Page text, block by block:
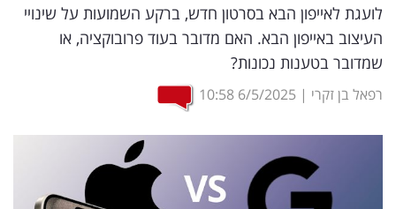
שיווק
ופרסום
משפט
מדדים
ומחקרים
לועגת לאייפון הבא בסרטון חדש, ברקע השמועות על שינויי
העיצוב באייפון הבא. האם מדובר בעוד פרובוקציה, או
שמדובר בטענות נכונות?
רפאל בן זקרי |
6/5/2025
10:58